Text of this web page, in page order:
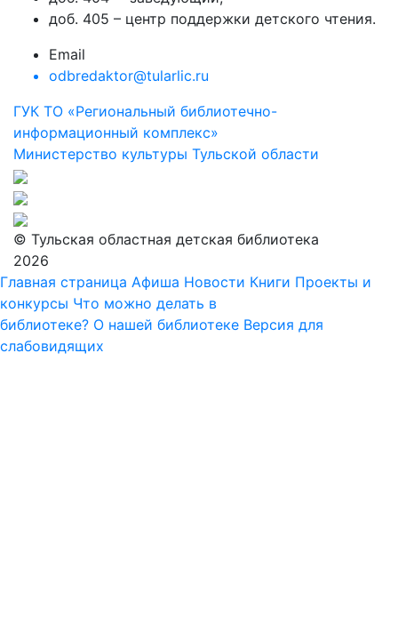
доб. 405 – центр поддержки детского чтения.
Email
odbredaktor@tularlic.ru
ГУК ТО «Региональный библиотечно-
информационный комплекс»
Министерство культуры Тульской области
© Тульская областная детская библиотека
2026
Главная страница Афиша Новости Книги Проекты и
конкурсы Что можно делать в
библиотеке? О нашей библиотеке Версия для
слабовидящих